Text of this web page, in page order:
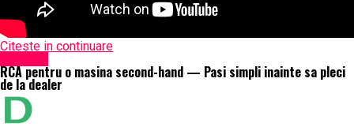
Citeste in continuare
RCA pentru o masina second-hand — Pasi simpli inainte sa pleci
de la dealer